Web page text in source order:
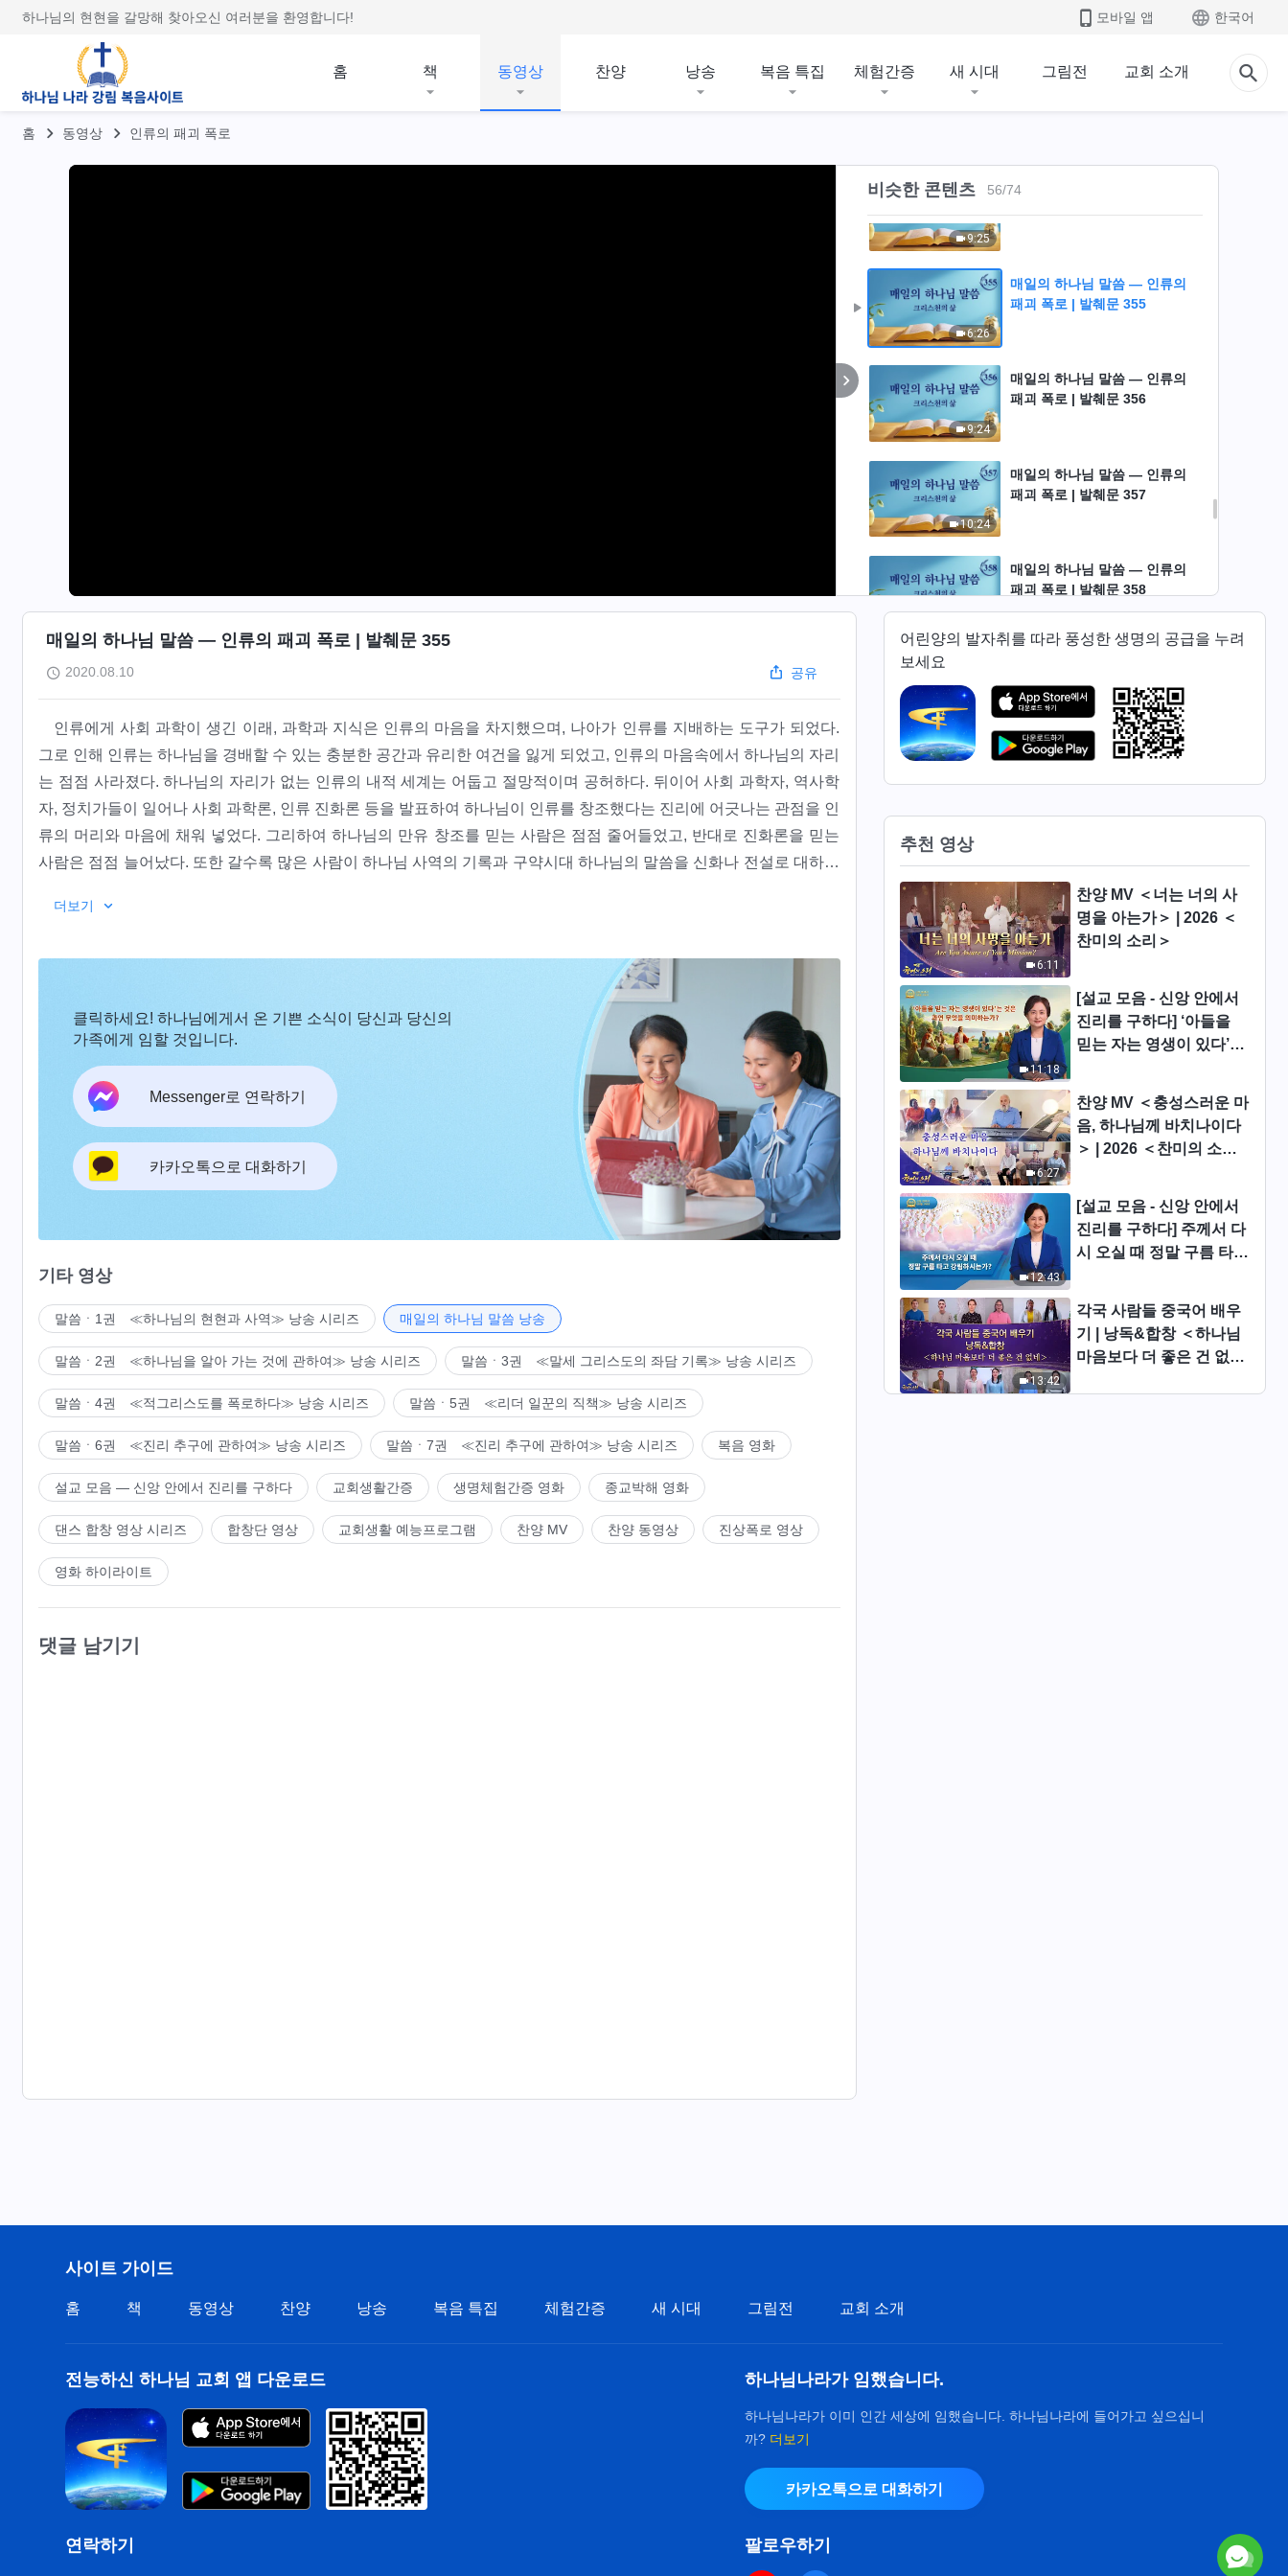
하나님의 현현을 갈망해 찾아오신 여러분을 환영합니다! 모바일 앱 한국어
홈 책 동영상 찬양 낭송 복음 특집 체험간증 새 시대 그림전 교회 소개
홈 동영상 인류의 패괴 폭로
비슷한 콘텐츠 56/74
패괴 폭로 | 발췌문 352
9:25
매일의 하나님 말씀 ― 인류의
6:26
매일의 하나님 말씀 ― 인류의
패괴 폭로 | 발췌문 355
9:24
매일의 하나님 말씀 ― 인류의
패괴 폭로 | 발췌문 356
10:24
매일의 하나님 말씀 ― 인류의
패괴 폭로 | 발췌문 357
매일의 하나님 말씀 ― 인류의
패괴 폭로 | 발췌문 358
5:22
패괴 폭로 | 발췌문 359
매일의 하나님 말씀 ― 인류의
11:18
3:42
매일의 하나님 말씀 ― 인류의
패괴 폭로 | 발췌문 362
8:41
매일의 하나님 말씀 ― 인류의
패괴 폭로 | 발췌문 363
14:31
매일의 하나님 말씀 ― 인류의
패괴 폭로 | 발췌문 364
5:09
매일의 하나님 말씀 ― 인류의
패괴 폭로 | 발췌문 365
9:57
매일의 하나님 말씀 ― 인류의
패괴 폭로 | 발췌문 366
매일의 하나님 말씀 ― 인류의 패괴 폭로 | 발췌문 355
2020.08.10 공유
인류에게 사회 과학이 생긴 이래, 과학과 지식은 인류의 마음을 차지했으며, 나아가 인류를 지배하는 도구가 되었다.
그로 인해 인류는 하나님을 경배할 수 있는 충분한 공간과 유리한 여건을 잃게 되었고, 인류의 마음속에서 하나님의 자리
는 점점 사라졌다. 하나님의 자리가 없는 인류의 내적 세계는 어둡고 절망적이며 공허하다. 뒤이어 사회 과학자, 역사학
자, 정치가들이 일어나 사회 과학론, 인류 진화론 등을 발표하여 하나님이 인류를 창조했다는 진리에 어긋나는 관점을 인
류의 머리와 마음에 채워 넣었다. 그리하여 하나님의 만유 창조를 믿는 사람은 점점 줄어들었고, 반대로 진화론을 믿는
사람은 점점 늘어났다. 또한 갈수록 많은 사람이 하나님 사역의 기록과 구약시대 하나님의 말씀을 신화나 전설로 대하기
음도 아득해졌다. 사람은 더 이상 인류의 존망이나 국가와 민족의 운명을 중요하게 생각하지 않게 되었다. 인류는 먹고
획하는지를 적극적으로 찾는 사람은 극히 드물다. 어느덧 인류의 문명은 이렇게 기대와 멀어지고 있었다. 심지어 많은 사
람이 이런 세상에서 사는 것보다 오히려 죽은 사람이 더 행복하겠다고 생각할 정도다. 지난날 문명이 발전했던 나라에서
사는 사람들조차 이런 원망을 품고 있다. 하나님의 인도가 없기에 통치자나 사회학자가 아무리 머리를 짜내 인류의 문명
을 유지하려 해도 소용이 없다. 그 누구도 사람의 생명이 될 수 없으므로 인류 마음속의 공허함을 메우지 못하고, 어떤 사
회적 담론도 공허의 질곡에서 사람을 구하지 못한다. 과학, 지식, 자유, 민주, 즐김, 안락으로 사람이 얻는 것은 그저 일시
적인 위안에 불과하다. 인류는 이런 것들이 있어도 불가피하게 계속 죄를 짓고, 사회의 불공평을 원망한다. 또한 이런 것
들이 있어도 인류의 탐구하려는 갈망과 욕망이 멈추지는 않는다. 사람은 하나님이 창조했기에, 인류의 무의미한 희생과
탐구는 사람에게 점점 더 많은 고뇌를 안겨 줄 뿐이다. 그리하여 사람은 불안에 떨며 인류의 미래와 앞길을 어떻게 직면
해야 할지 모르게 되었으며, 심지어는 과학과 지식을 두려워하고, 공허함을 더욱 두려워하기에 이르렀다. 네가 이 세상의
자유 국가에 있든, 인권이 없는 국가에 있든 너는 인류의 운명에서 단 한 발짝도 벗어나지 못한다. 네가 통치자이든, 통치
를 받는 자이든 너는 인류의 운명, 비밀, 종착지를 탐구하고자 하는 욕망을 떨쳐 버릴 수 없고, 영문 모를 공허함을 떨쳐
버릴 수도 없다. 사회학자는 인류의 이러한 공통적 현상을 가리켜 사회 현상이라 말하지만, 나서서 이런 문제를 해결할
다. 인류에게 필요한 것은 단순히 배불리 먹을 수 있는 사회, 모든 사람이 평등하고 자유로운 공정한 사회뿐만이 아니다.
인류에게는 하나님의 구원과 생명 공급이 필요하다. 인류는 하나님의 생명 공급과 구원을 얻어야만 필요와 탐구욕, 그리
고 심적 공허함을 해결할 수 있다. 하나님의 구원이나 보살핌을 얻지 못하는 국가와 민족은 몰락과 흑암으로 나아갈 것이
고, 종국에는 하나님에 의해 멸망될 것이다.
더보기
클릭하세요! 하나님에게서 온 기쁜 소식이 당신과 당신의
가족에게 임할 것입니다.
Messenger로 연락하기
카카오톡으로 대화하기
기타 영상
말씀ㆍ1권 ≪하나님의 현현과 사역≫ 낭송 시리즈 매일의 하나님 말씀 낭송
말씀ㆍ2권 ≪하나님을 알아 가는 것에 관하여≫ 낭송 시리즈 말씀ㆍ3권 ≪말세 그리스도의 좌담 기록≫ 낭송 시리즈
말씀ㆍ4권 ≪적그리스도를 폭로하다≫ 낭송 시리즈 말씀ㆍ5권 ≪리더 일꾼의 직책≫ 낭송 시리즈
말씀ㆍ6권 ≪진리 추구에 관하여≫ 낭송 시리즈 말씀ㆍ7권 ≪진리 추구에 관하여≫ 낭송 시리즈 복음 영화
설교 모음 ― 신앙 안에서 진리를 구하다 교회생활간증 생명체험간증 영화 종교박해 영화
댄스 합창 영상 시리즈 합창단 영상 교회생활 예능프로그램 찬양 MV 찬양 동영상 진상폭로 영상
영화 하이라이트
댓글 남기기
어린양의 발자취를 따라 풍성한 생명의 공급을 누려
보세요
추천 영상
6:11
찬양 MV ＜너는 너의 사
명을 아는가＞ | 2026 ＜
찬미의 소리＞
11:18
[설교 모음 - 신앙 안에서
진리를 구하다] ‘아들을
믿는 자는 영생이 있다’는
6:27
찬양 MV ＜충성스러운 마
음, 하나님께 바치나이다
＞ | 2026 ＜찬미의 소리
12:43
[설교 모음 - 신앙 안에서
진리를 구하다] 주께서 다
시 오실 때 정말 구름 타고
13:42
각국 사람들 중국어 배우
기 | 낭독&합창 ＜하나님
마음보다 더 좋은 건 없네
사이트 가이드
홈 책 동영상 찬양 낭송 복음 특집 체험간증 새 시대 그림전 교회 소개
전능하신 하나님 교회 앱 다운로드
연락하기
하나님나라가 임했습니다.
하나님나라가 이미 인간 세상에 임했습니다. 하나님나라에 들어가고 싶으십니
까? 더보기
카카오톡으로 대화하기
팔로우하기